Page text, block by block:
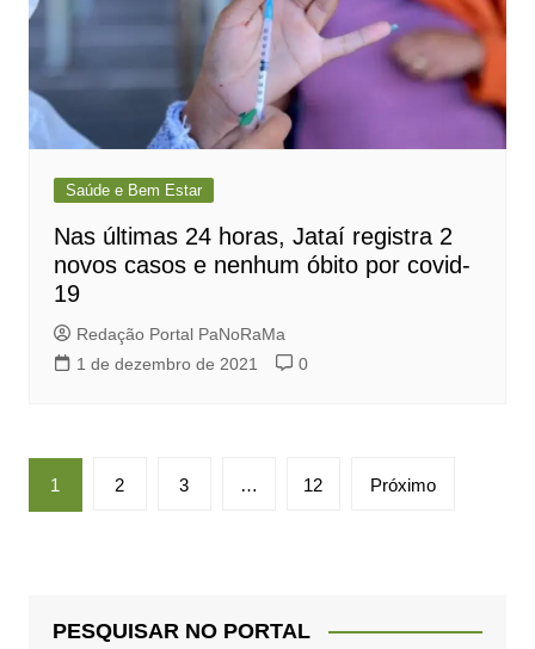
Saúde e Bem Estar
Nas últimas 24 horas, Jataí registra 2
novos casos e nenhum óbito por covid-
19
Redação Portal PaNoRaMa
1 de dezembro de 2021
0
Paginação
de
1 2 3 … 12 Próximo
PESQUISAR NO PORTAL